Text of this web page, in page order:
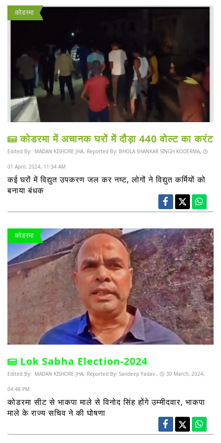
कोडरमा
कोडरमा में अचानक घरों में दौड़ा 440 वोल्ट का करंट
Edited By: MADAN KISHORE JHA, Reported By: BHOLA SHANKAR SINGH KODERMA,
01 April, 2024, 11:34 AM
कई घरों में विद्युत उपकरण जल कर नष्ट, लोगों ने विद्युत कर्मियों को
बनाया बंधक
कोडरमा
Lok Sabha Election-2024
Edited By: MADAN KISHORE JHA, Reported By: Sandeep Yadav , 30 March, 2024,
04:48 PM
कोडरमा सीट से भाकपा माले से विनोद सिंह होंगे उम्मीदवार, भाकपा
माले के राज्य सचिव ने की घोषणा